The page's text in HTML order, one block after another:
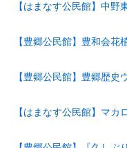
【はまなす公民館】中野
【豊郷公民館】豊和会花
【豊郷公民館】豊郷歴史
【はまなす公民館】マ